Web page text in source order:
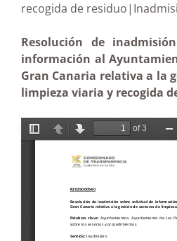
recogida de
Resolución de
información al
Gran Canaria relativa a la
limpieza viaria y recogida